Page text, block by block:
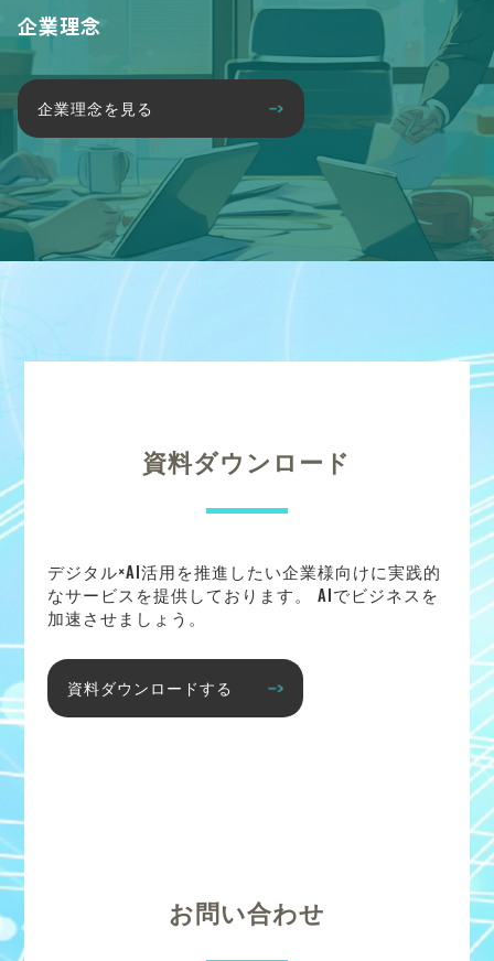
企業理念
企業理念を見る
資料ダウンロード
デジタル×AI活用を推進したい企業様向けに実践的
なサービスを提供しております。 AIでビジネスを
加速させましょう。
資料ダウンロードする
お問い合わせ